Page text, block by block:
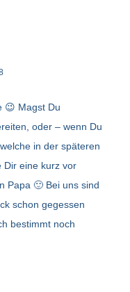
😉 Magst Du
oder – wenn Du
in der späteren
Dir eine kurz vor
Papa 🙂 Bei uns sind
schon gegessen
bestimmt noch